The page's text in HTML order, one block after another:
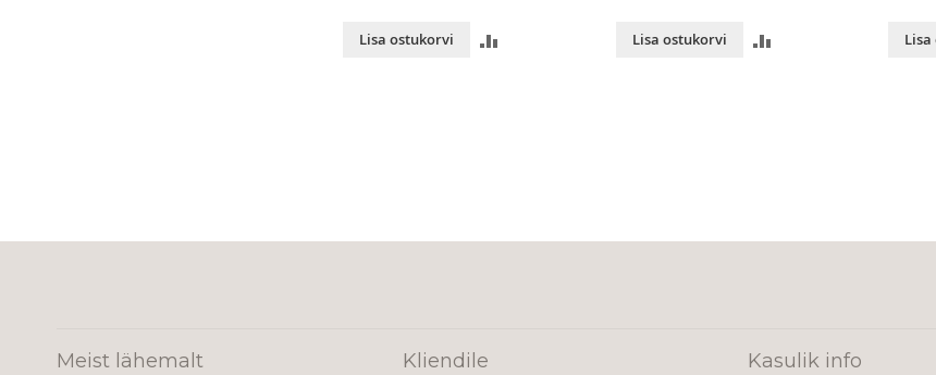
Lisa ostukorvi Lisa ostukorvi
Meist lähemalt Kliendile Kasulik info